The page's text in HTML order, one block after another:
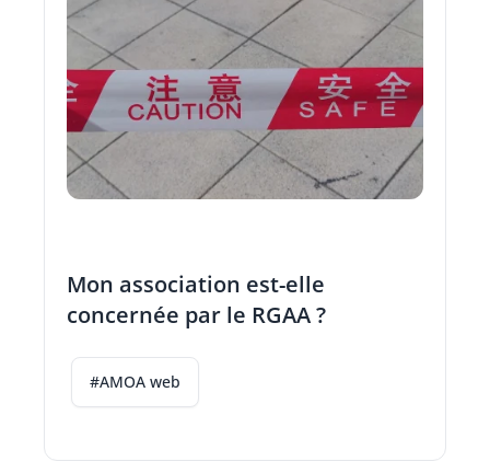
Mon association est-elle
concernée par le RGAA ?
#AMOA web